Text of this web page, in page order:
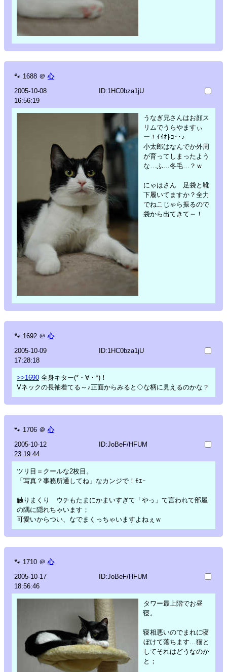
🐾 1688 ＠ 心
2005-10-08
16:56:19
ID:1HC0bza1jU
うなぎ兄さんはお顔ス
リムでうらやますぃ
ー！ｲｲｵﾄｺ･･♪
小太郎はなんでか外周
が育ってしまったよう
な…ふ…冬毛…？ｗ
にゃはさん 足袋と靴
下履いてますか？全力
でねこじゃら振るので
袋から出てきて～！
🐾 1692 ＠ 心
2005-10-09
17:28:18
ID:1HC0bza1jU
>>1690 全身キター(*・∀・*)！
Vネックの長袖着てる～♪正面からみると◇な柄に見えるのかな？
🐾 1706 ＠ 心
2005-10-12
23:19:44
ID:JoBeF/HFUM
ツリ目＝クールな2枚目。
「写真？事務所通してね」なカンジで！ﾓｴｰ
触りまくり ウチもたまにかまいすぎて「やっ」て言われて部屋
の隅に隠れちゃいます；
可愛いからつい、なでまくっちゃいますよねぇｗ
🐾 1710 ＠ 心
2005-10-17
18:56:46
ID:JoBeF/HFUM
タワー最上階でお昼
寝。
寝相悪いのでまれに寝
ぼけて落ちます…猫と
してそれはどうなのか
と；